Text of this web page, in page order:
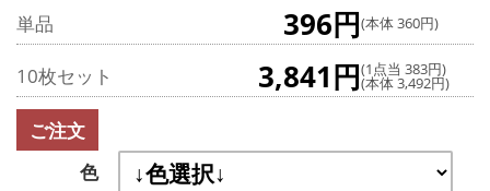
単品 396円(本体 360円)
10枚セット 3,841円(1点当 383円)
(本体 3,492円)
ご注文
色